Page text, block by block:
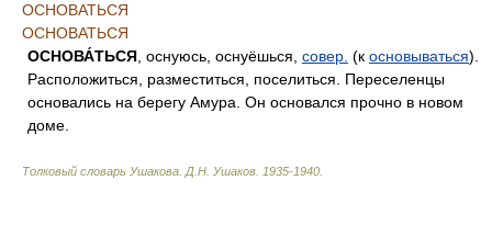
ОСНОВАТЬСЯ
ОСНОВАТЬСЯ
ОСНОВА́ТЬСЯ , оснуюсь, оснуёшься, совер. (к основываться).
Расположиться, разместиться, поселиться. Переселенцы
основались на берегу Амура. Он основался прочно в новом
доме.
Толковый словарь Ушакова Д.Н. Ушаков. 1935-1940